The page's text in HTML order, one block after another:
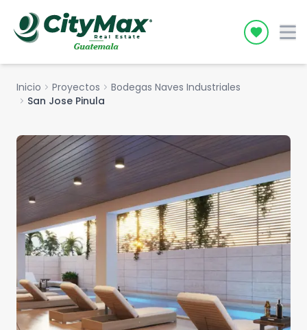
Icon
Inicio chevron_right Proyectos chevron_right Bodegas Naves Industriales
chevron_right San Jose Pinula